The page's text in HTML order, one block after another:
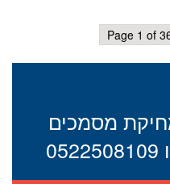
Page 1 of
מסמכים